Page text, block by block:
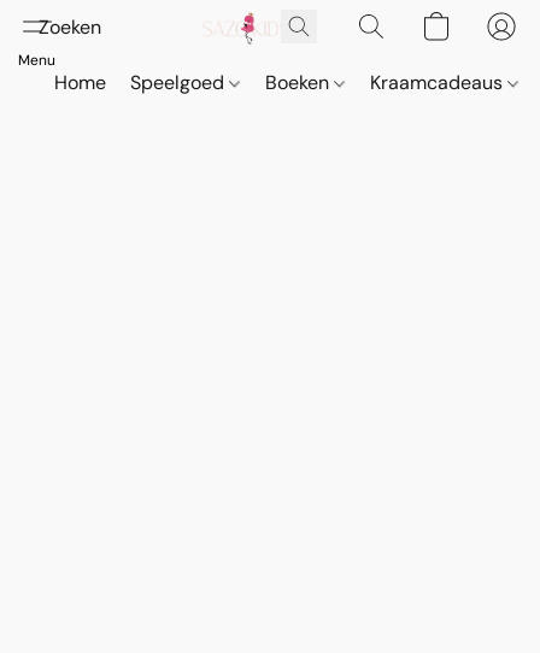
Home Speelgoed Boeken Kraamcadeaus